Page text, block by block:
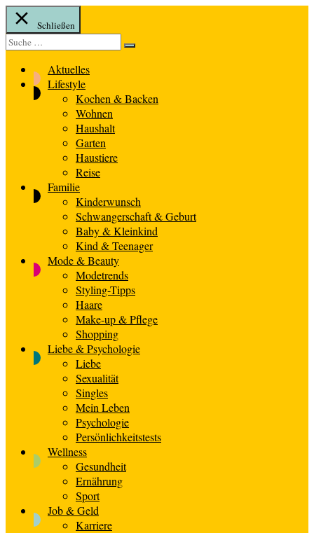
Schließen
Suche
nach:
Suche
Aktuelles
Lifestyle
Kochen & Backen
Wohnen
Haushalt
Garten
Haustiere
Reise
Familie
Kinderwunsch
Schwangerschaft & Geburt
Baby & Kleinkind
Kind & Teenager
Mode & Beauty
Modetrends
Styling-Tipps
Haare
Make-up & Pflege
Shopping
Liebe & Psychologie
Liebe
Sexualität
Singles
Mein Leben
Psychologie
Persönlichkeitstests
Wellness
Gesundheit
Ernährung
Sport
Job & Geld
Karriere